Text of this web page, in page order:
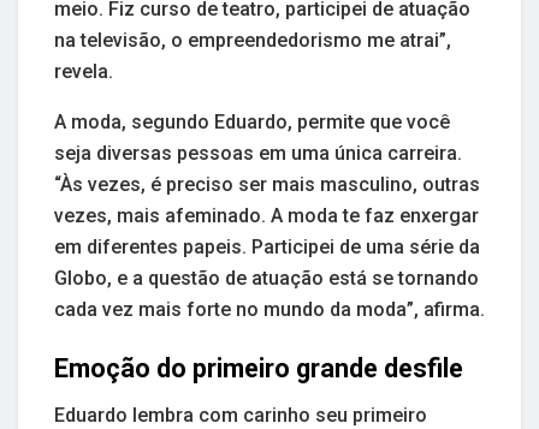
meio. Fiz curso de teatro, participei de atuação
na televisão, o empreendedorismo me atrai”,
revela.
A moda, segundo Eduardo, permite que você
seja diversas pessoas em uma única carreira.
“Às vezes, é preciso ser mais masculino, outras
vezes, mais afeminado. A moda te faz enxergar
em diferentes papeis. Participei de uma série da
Globo, e a questão de atuação está se tornando
cada vez mais forte no mundo da moda”, afirma.
Emoção do primeiro grande desfile
Eduardo lembra com carinho seu primeiro